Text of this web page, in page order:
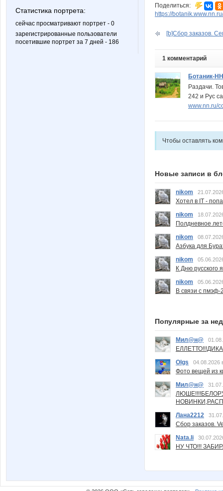
Статистика портрета:
сейчас просматривают портрет - 0
зарегистрированные пользователи
посетившие портрет за 7 дней - 186
Поделиться:
https://
[b]Сбор заказов.
1 комментарий
Ботаник-НН
Раздачи.
242 и Рус
www.nn.ru/
Чтобы оставлять
Новые записи в
nikom
Хотел в IT -
nikom
Полдневное
nikom
Азбука для
nikom
К Дню русского
nikom
В связи с пмэф-
Популярные за
Мил@н@
Olgs
04.08.2026
Фото вещей из
Мил@н@
Лана2212
Сбор заказов.
Nata.li
НУ ЧТО!!!